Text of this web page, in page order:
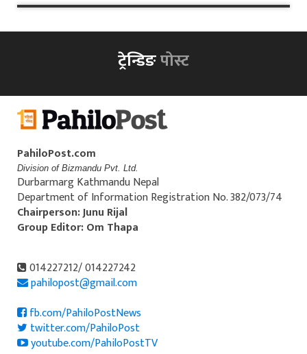
ट्रेन्डिङपोस्ट
PahiloPost.com
Division of Bizmandu Pvt. Ltd.
Durbarmarg Kathmandu Nepal
Department of Information Registration No. 382/073/74
Chairperson: Junu Rijal
Group Editor: Om Thapa
014227212/ 014227242
pahilopost@gmail.com
fb.com/PahiloPostNews
twitter.com/PahiloPost
youtube.com/PahiloPostTV